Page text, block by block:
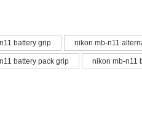
ürün açıklamalarında ve diğer
ederiz.
battery grip nikon mb-n11
battery pack grip nikon mb-n11